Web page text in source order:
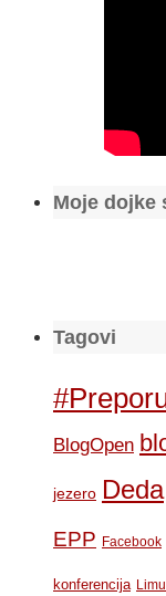
Moje dojke
Tagovi
BlogOpen
jezero Deda
EPP Facebook
konferencija